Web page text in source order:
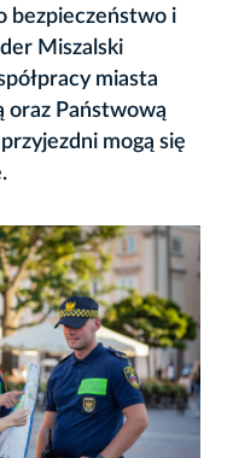
bezpieczeństwo i
Miszalski
miasta
oraz Państwową
mogą się